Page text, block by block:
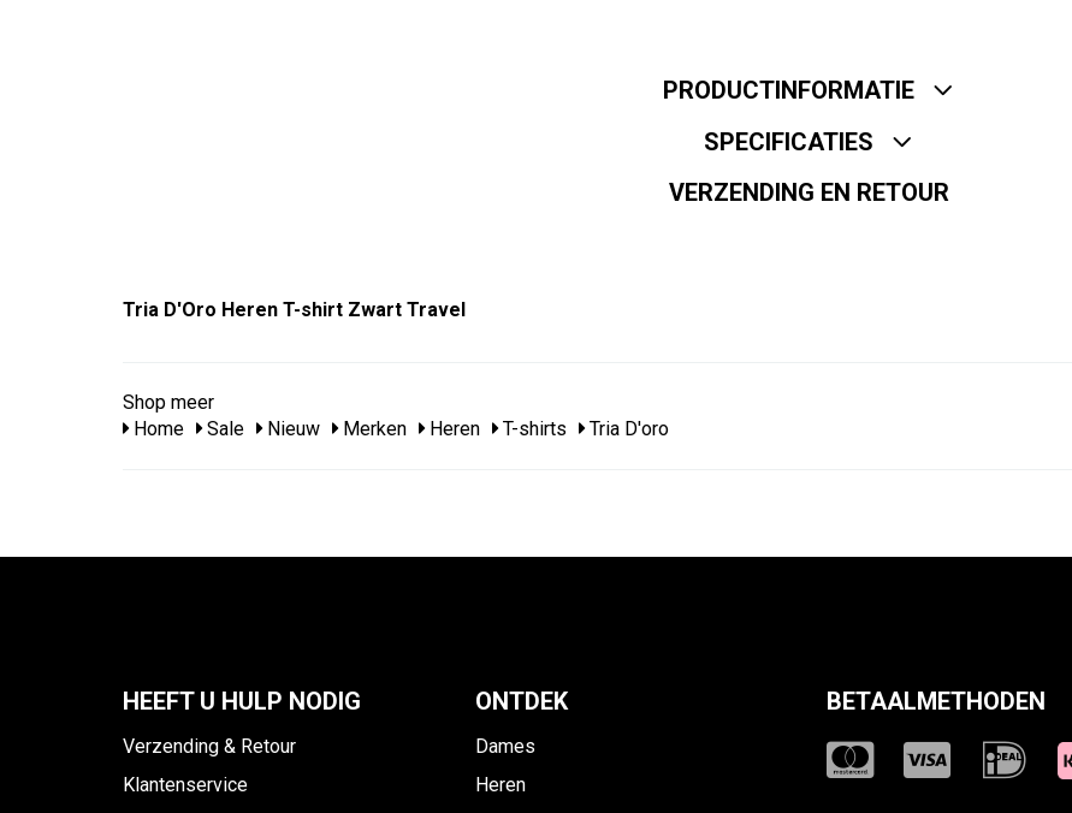
PRODUCTINFORMATIE
SPECIFICATIES
VERZENDING EN RETOUR
Tria D'Oro Heren T-shirt Zwart Travel
Shop meer
Home
Sale Nieuw Merken Heren T-shirts Tria D'oro
HEEFT U HULP NODIG
Verzending & Retour
Klantenservice
ONTDEK
Dames
Heren
BETAALMETHODEN